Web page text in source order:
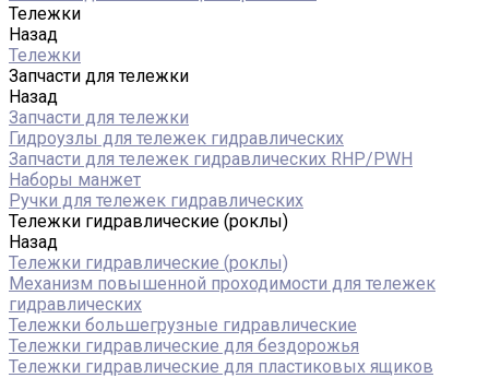
Тележки
Назад
Тележки
Запчасти для тележки
Назад
Запчасти для тележки
Гидроузлы для тележек гидравлических
Запчасти для тележек гидравлических RHP/PWH
Наборы манжет
Ручки для тележек гидравлических
Тележки гидравлические (роклы)
Назад
Тележки гидравлические (роклы)
Механизм повышенной проходимости для тележек
гидравлических
Тележки большегрузные гидравлические
Тележки гидравлические для бездорожья
Тележки гидравлические для пластиковых ящиков